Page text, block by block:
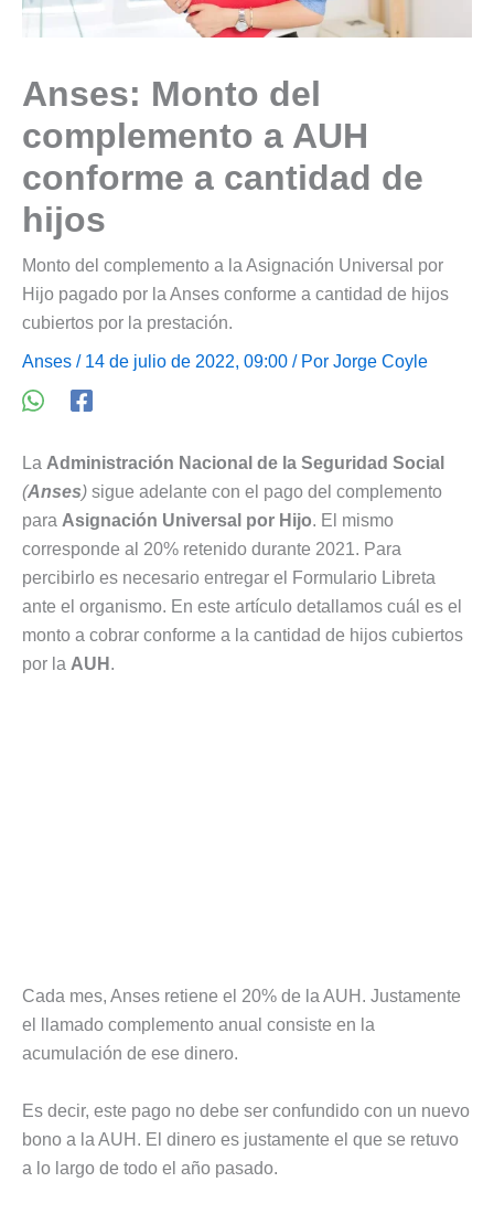
Anses: Monto del
complemento a AUH
conforme a cantidad de
hijos
Monto del complemento a la Asignación Universal por
Hijo pagado por la Anses conforme a cantidad de hijos
cubiertos por la prestación.
Anses / 14 de julio de 2022, 09:00 / Por Jorge Coyle
La Administración Nacional de la Seguridad Social
(Anses) sigue adelante con el pago del complemento
para Asignación Universal por Hijo. El mismo
corresponde al 20% retenido durante 2021. Para
percibirlo es necesario entregar el Formulario Libreta
ante el organismo. En este artículo detallamos cuál es el
monto a cobrar conforme a la cantidad de hijos cubiertos
por la AUH .
Cada mes, Anses retiene el 20% de la AUH. Justamente
el llamado complemento anual consiste en la
acumulación de ese dinero.
Es decir, este pago no debe ser confundido con un nuevo
bono a la AUH. El dinero es justamente el que se retuvo
a lo largo de todo el año pasado.